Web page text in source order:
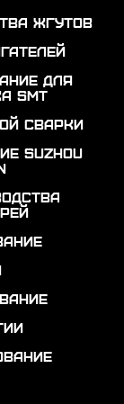
жгутов
для
SMT
сварки
Suzhou